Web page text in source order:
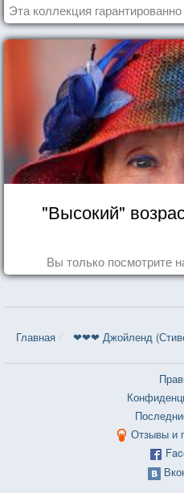
Эта коллекция
"Высокий"
Вы только посмотрите
Главная ❤❤❤ Джойленд
Отзывы и